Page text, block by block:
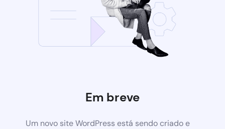
Em breve
Um novo site WordPress está sendo criado e